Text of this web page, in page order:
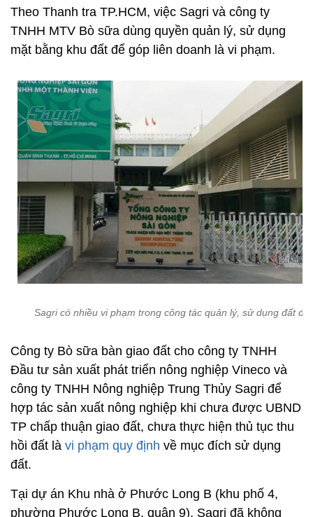
Theo Thanh tra TP.HCM, việc Sagri và công ty
TNHH MTV Bò sữa dùng quyền quản lý, sử dụng
mặt bằng khu đất để góp liên doanh là vi phạm.
Sagri có nhiều vi phạm trong công tác quản lý, sử dụng đất
Công ty Bò sữa bàn giao đất cho công ty TNHH
Đầu tư sản xuất phát triển nông nghiệp Vineco và
công ty TNHH Nông nghiệp Trung Thủy Sagri để
hợp tác sản xuất nông nghiệp khi chưa được UBND
TP chấp thuận giao đất, chưa thực hiện thủ tục thu
hồi đất là vi phạm quy định về mục đích sử dụng
đất.
Tại dự án Khu nhà ở Phước Long B (khu phố 4,
phường Phước Long B, quận 9), Sagri đã không